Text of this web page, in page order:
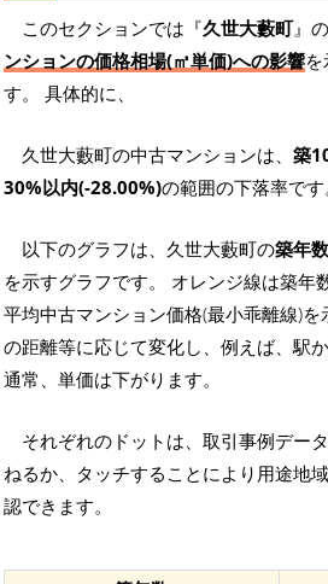
このセクションでは『久世大藪町』の
ンションの価格相場(㎡単価)への影響
す。 具体的に、
久世大藪町の中古マンションは、 築
30%以内(-28.00%)の範囲の下落率です
以下のグラフは、久世大藪町の築年
を示すグラフです。 オレンジ線は築年
平均中古マンション価格(最小乖離線)
の距離等に応じて変化し、例えば、駅
通常、単価は下がります。
それぞれのドットは、取引事例デー
ねるか、タッチすることにより用途地
認できます。